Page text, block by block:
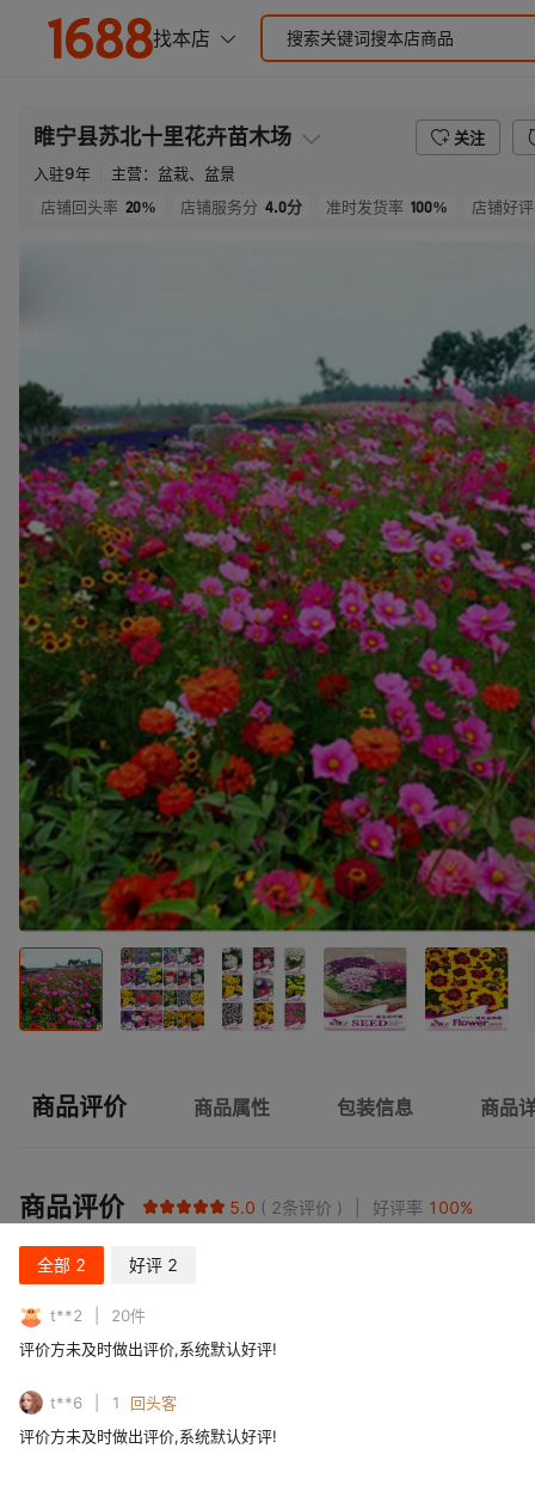
睢宁县苏北十里花卉苗木场
关注
入驻9年 主营： 盆栽、盆景
店铺回头率 20% 店铺服务分 4.0分 准时发货率 100% 店铺好
商品评价 商品属性 包装信息 商品
商品评价 5.0 2条评价 好评率 100%
全部 2 好评 2
t**2 20件
评价方未及时做出评价,系统默认好评!
t**6 1
回头客
评价方未及时做出评价,系统默认好评!